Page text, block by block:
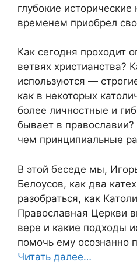
глубокие исторические
временем приобрел
Как сегодня проходит
ветвях христианства?
используются —
как в некоторых
более личностные и
бывает в
чем принципиальные
В этой беседе мы,
Белоусов, как два
разобраться, как
Православная Церкви
вере и какие подходы
помочь ему осознанно
Читать далее…